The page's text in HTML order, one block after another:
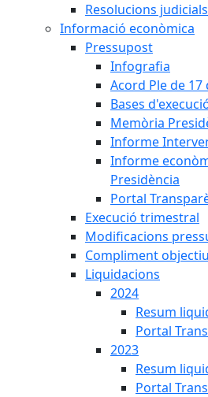
Resolucions judicials
Informació econòmica
Pressupost
Infografia
Acord Ple de
Bases
Memòria
Informe
Informe
Presidència
Portal
Execució trimestral
Modificacions
Compliment
Liquidacions
2024
Resum
Portal
2023
Resum
Portal